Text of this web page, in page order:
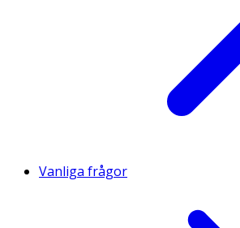
Vanliga frågor